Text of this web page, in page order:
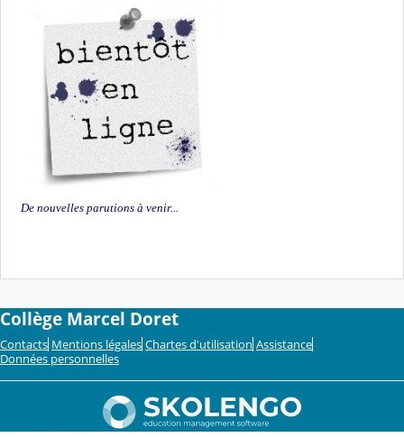
De nouvelles parutions à venir...
Collège Marcel Doret
Contacts Mentions légales Chartes d'utilisation Assistance
Données personnelles